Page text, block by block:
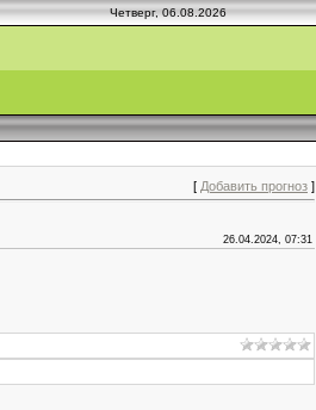
Четверг, 06.08.2026
[ Добавить прогноз ]
26.04.2024, 07:31